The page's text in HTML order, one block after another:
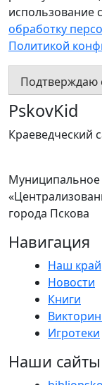
использование
обработку
Политикой
Подтверждаю
PskovKid
Краеведческий
Муниципальное
города Пскова
Навигация
Наш край
Новости
Книги
Игротеки
Наши сайты